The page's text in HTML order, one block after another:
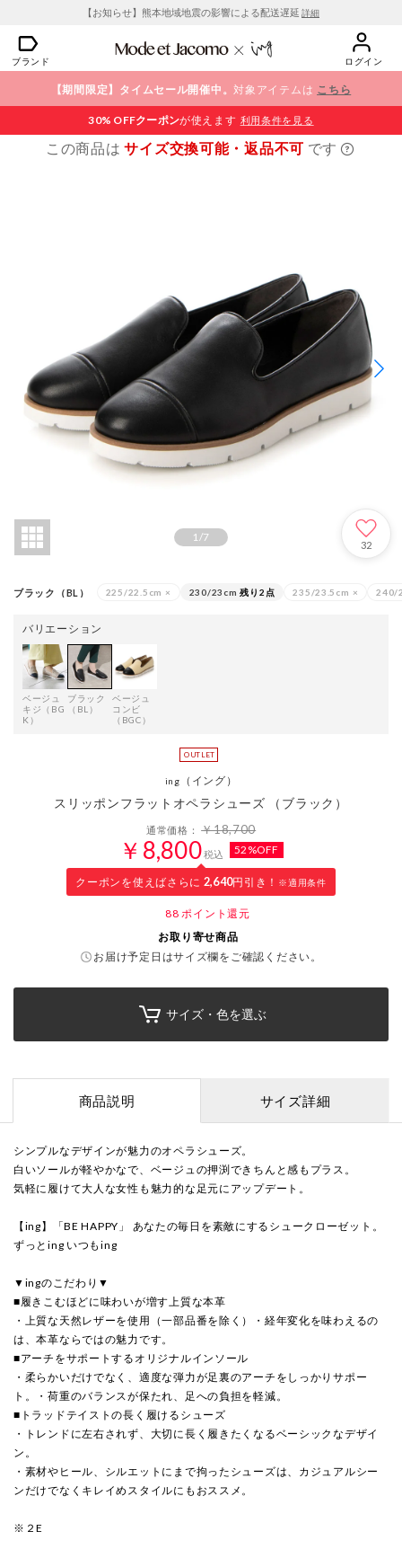
【お知らせ】熊本地域地震の影響による配送遅延 詳細
ブランド ログイン
【期間限定】タイムセール開催中。対象アイテムは こちら
30% OFFクーポンが使えます 利用条件を見る
この商品はサイズ交換可能・返品不可 です
1/7
32
ブラック（BL） 225/22.5cm × 230/23cm 残り2点 235/23.5cm × 240/
バリエーション
ベージュ
キジ（BG
K）
ブラック
（BL）
ベージュ
コンビ
（BGC）
ing （イング）
スリッポンフラットオペラシューズ （ブラック）
通常価格：￥18,700
￥8,800税込 52%OFF
クーポンを使えばさらに 2,640円引き！ ※適用条件
88 ポイント還元
お取り寄せ商品
お届け予定日はサイズ欄をご確認ください。
サイズ・色を選ぶ
商品説明 サイズ詳細
シンプルなデザインが魅力のオペラシューズ。
白いソールが軽やかなで、ベージュの押渕できちんと感もプラス。
気軽に履けて大人な女性も魅力的な足元にアップデート。
【ing】「BE HAPPY」 あなたの毎日を素敵にするシュークローゼット。
ずっとing いつもing
▼ingのこだわり▼
■履きこむほどに味わいが増す上質な本革
・上質な天然レザーを使用（一部品番を除く）・経年変化を味わえるの
は、本革ならではの魅力です。
■アーチをサポートするオリジナルインソール
・柔らかいだけでなく、適度な弾力が足裏のアーチをしっかりサポー
ト。・荷重のバランスが保たれ、足への負担を軽減。
■トラッドテイストの長く履けるシューズ
・トレンドに左右されず、大切に長く履きたくなるベーシックなデザイ
ン。
・素材やヒール、シルエットにまで拘ったシューズは、カジュアルシー
ンだけでなくキレイめスタイルにもおススメ。
※２E